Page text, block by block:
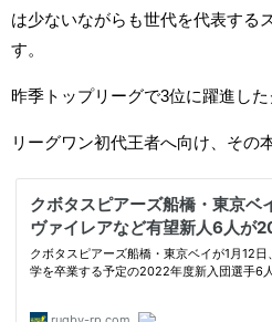
は少ないながらも世代を代表する
す。
昨季トップリーグで3位に躍進した
リーグワン初代王者へ向け、その